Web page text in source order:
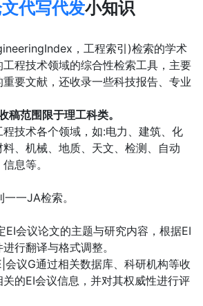
代写代发小知识
，工程索引)检索的学术
程技术领域的综合性检索工具，主要
要文献，还收录一些科技报告、专业
稿范围限于理工科类。
技术各个领域，如:电力、建筑、化
、机械、地质、天文、检测、自动
息等。
一JA检索。
EI会议论文的主题与研究内容，根据EI
行翻译与格式调整。
会议G通过相关数据库、科研机构等收
的EI会议信息，并对其权威性进行评